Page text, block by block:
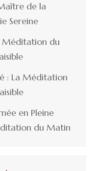
de la
Sereine
Méditation du
: La Méditation
en Pleine
du Matin